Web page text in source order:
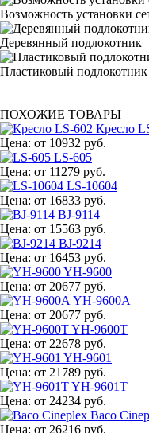
Возможность установки
Деревянный подлокотник
Пластиковый
ПОХОЖИЕ ТОВАРЫ
Кресло
Цена: от 10932 руб.
LS-605
Цена: от 11279 руб.
LS-10604
Цена: от 16833 руб.
BJ-9114
Цена: от 15563 руб.
BJ-9214
Цена: от 16453 руб.
YH-9600
Цена: от 20677 руб.
YH-9600A
Цена: от 20677 руб.
YH-9600T
Цена: от 22678 руб.
YH-9601
Цена: от 21789 руб.
YH-9601T
Цена: от 24234 руб.
Baco
Цена: от 26216 руб.